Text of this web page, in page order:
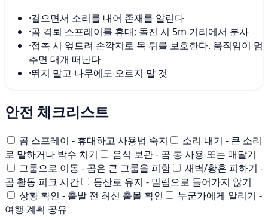
·걸으면서 소리를 내어 존재를 알린다
·곰 격퇴 스프레이를 휴대; 돌진 시 5m 거리에서 분사
·접촉 시 엎드려 손깍지로 목 뒤를 보호한다. 움직임이 멈
추면 대개 떠난다
·뛰지 말고 나무에도 오르지 말 것
안전 체크리스트
곰 스프레이 - 휴대하고 사용법 숙지
소리 내기 - 큰 소리
로 말하거나 박수 치기
음식 보관 - 곰 통 사용 또는 매달기
그룹으로 이동 - 곰은 큰 그룹을 피함
새벽/황혼 피하기 -
곰 활동 피크 시간
등산로 유지 - 밀림으로 들어가지 않기
상황 확인 - 출발 전 최신 출몰 확인
누군가에게 알리기 -
여행 계획 공유